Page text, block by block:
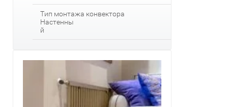
Тип монтажа конвектора
Настенны
й